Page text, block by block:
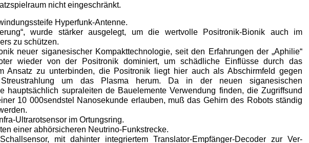
nicht eingeschränkt.
Hyperfunk-Antenne.
wurde stärker ausgelegt, um die wertvolle Positronik-Bionik auch im
zu schützen.
neuer siganesischer Kompakttechnologie, seit den Erfahrungen der „Aphilie“
wieder von der Positronik dominiert, um schädliche Einflüsse durch das
Ansatz zu unterbinden, die Positronik liegt hier auch als Abschirmfeld gegen
Streustrahlung um das Plasma herum. Da in der neuen siganesischen
hauptsächlich supraleiten­ de Bauelemente Verwendung finden, die Zugriffs­und
10 000sendstel Nanosekunde erlauben, muß das Gehirn des Robots ständig
Ultrarotsensor im Ortungsring.
einer abhörsicheren Neutrino-Funkstrecke.
mit dahinter integriertem Translator-Empfänger-Decoder zur Ver­